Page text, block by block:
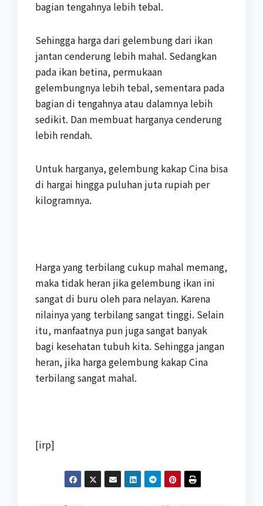
bagian tengahnya lebih tebal.
Sehingga harga dari gelembung dari ikan
jantan cenderung lebih mahal. Sedangkan
pada ikan betina, permukaan
gelembungnya lebih tebal, sementara pada
bagian di tengahnya atau dalamnya lebih
sedikit. Dan membuat harganya cenderung
lebih rendah.
Untuk harganya, gelembung kakap Cina bisa
di hargai hingga puluhan juta rupiah per
kilogramnya.
Harga yang terbilang cukup mahal memang,
maka tidak heran jika gelembung ikan ini
sangat di buru oleh para nelayan. Karena
nilainya yang terbilang sangat tinggi. Selain
itu, manfaatnya pun juga sangat banyak
bagi kesehatan tubuh kita. Sehingga jangan
heran, jika harga gelembung kakap Cina
terbilang sangat mahal.
[irp]